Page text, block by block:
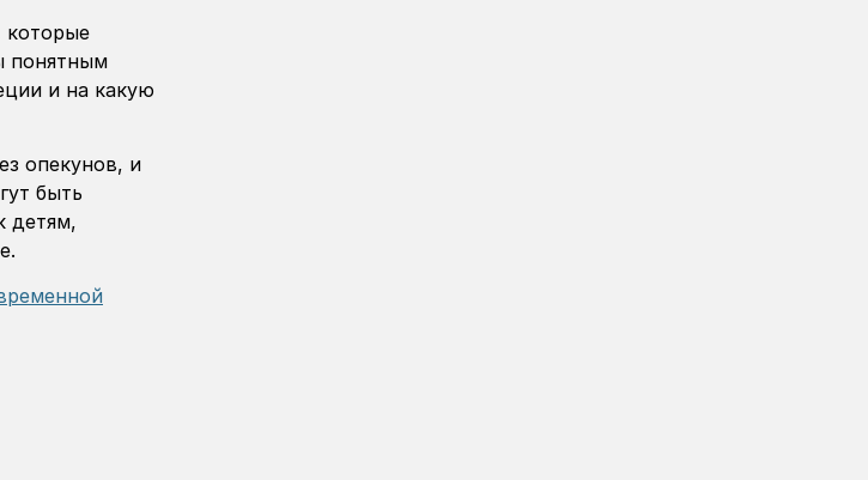
которые
понятным
и на какую
опекунов, и
быть
детям,